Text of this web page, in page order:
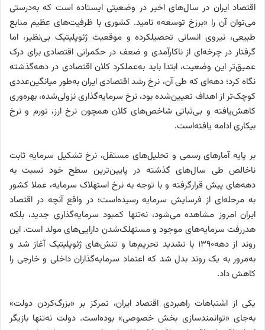
اقتصاد ایران در سال‌های اخیر در وضعیتی ایستاده است که به‌‌‌‌‌درستی
می‌توان آن را «برزخ توسعه» نامید. کشوری با ظرفیت‌های عظیم منابع
طبیعی، نیروی انسانی تحصیلکرده و موقعیت ژئوپلیتیک بی‌‌‌‌‌نظیر، اما
گرفتار در چرخه‌‌‌‌‌ای از ناکارآمدی و ضعف در حکمرانی اقتصادی برای درک
عمیق‌تر این وضعیت، ابتدا باید به‌عملکرد کلان اقتصادی در دهه‌گذشته
نگاه کرد؛ دهه‌‌‌‌‌ای که طی آن، نرخ رشد اقتصادی ایران به‌‌‌‌‌طور میانگین‌عددی
کوچک‌تر از اهداف تعیین‌شده بود‌، نرخ سرمایه‌گذاری نزولی‌شده، بهره‌‌‌‌‌وری
کاهش‌یافته و بی‌‌‌‌‌ثباتی شاخص‌های کلان همچون نرخ ارز، تورم و نرخ
بیکاری ادامه‌ یافته‌است.
بر پایه آمار‌های رسمی و تحلیل‌های مستقل، نرخ تشکیل سرمایه ثابت
ناخالص طی سال‌های گذشته در پایین‌ترین سطح خود نسبت به
دهه‌های پیش قرارگرفته و با توجه به نرخ استهلاک سرمایه، عملا کشور
به مرحله‌‌‌‌‌ای از فرسایش سرمایه‌‌‌‌‌ رسیده‌است؛ در واقع آنچه در اقتصاد
ایران امروز مشاهده می‌شود، نه‌تنها کمبود سرمایه‌گذاری جدید، بلکه
هدررفت سرمایه‌های موجود و مستهلک‌‌‌‌‌شدن دارایی‌های مولد است. این
روند از دهه‌۱۳۹۰ با تشدید تحریم‌ها و تنش‌های ژئوپلیتیک آغاز شد و
به‌‌‌‌‌مرور به یک روند بدل شد که اعتماد سرمایه‌گذاران داخلی و خارجی را
کاهش داد.
یکی از اشتباهات راهبردی اقتصاد ایران، تمرکز بر «بزرگ‌‌‌‌‌کردن دولت»
به‌‌‌‌‌جای «توانمندسازی بخش خصوصی» بوده‌است. دولت نه‌‌‌‌‌تنها بازیگر